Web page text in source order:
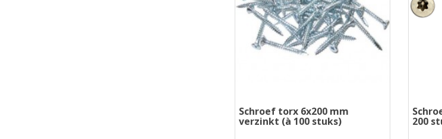
Schroef torx 6x200 mm
verzinkt (à 100 stuks) 200